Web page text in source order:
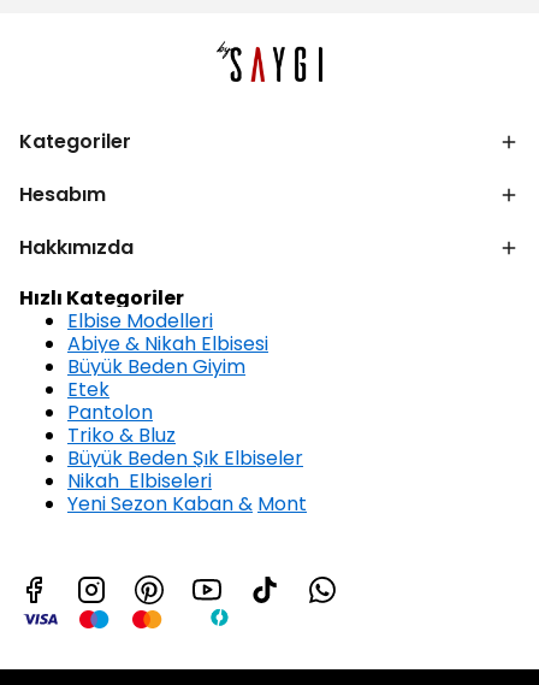
Kategoriler
Hesabım
Hakkımızda
Hızlı Kategoriler
Elbise Modelleri
Abiye & Nikah Elbisesi
Büyük Beden Giyim
Etek
Pantolon
Triko & Bluz
Büyük Beden Şık Elbiseler
Nikah Elbiseleri
Yeni Sezon Kaban & Mont